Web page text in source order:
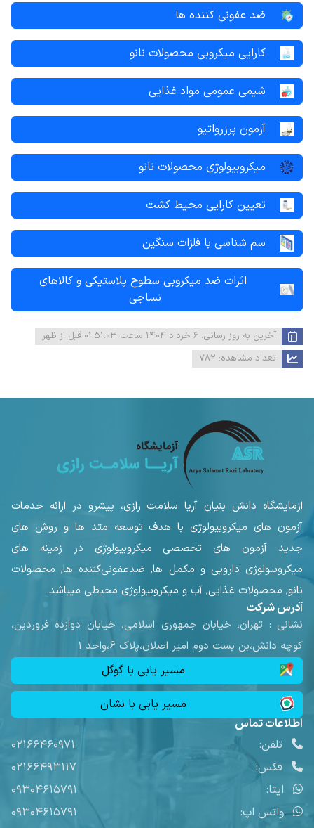
ضد عفونی کننده ها
کارایی میکروبی محصولات نانو
شیمی عمومی مواد غذایی
آزمون پرزرواتیو
میکروبیولوژی محصولات نانو
تعیین کارایی محیط کشت
سم شناسی با فلزات سنگین
اثرات ضد میکروبی سطوح پلاستیکی و کالاهای
نساجی
آخرین به روز رسانی: ۶ خرداد ۱۴۰۴ ساعت ۰۱:۵۱:۰۳ قبل از ظهر
تعداد مشاهده: ۷۸۲
ازمایشگاه دانش بنیان آریا سلامت رازی، پیشرو در ارائه خدمات
آزمون های میکروبیولوژی با هدف توسعه متد ها و روش های
جدید آزمون های تخصصی میکروبیولوژی در زمینه های
میکروبیولوژی دارویی و مکمل ها, ضدعفونی‌کننده ها, محصولات
نانو, محصولات غذایی, آب و میکروبیولوژی محیطی میباشد.
آدرس شرکت
نشانی : تهران، خیابان جمهوری اسلامی، خیابان دوازده فروردین،
کوچه دانش،بن بست دوم امیر اصلان،پلاک 6،واحد 1
مسیر یابی با گوگل
مسیر یابی با نشان
اطلاعات تماس
تلفن:
۰۲۱۶۶۴۶۰۹۷۱
فکس:
۰۲۱۶۶۴۹۳۱۱۷
ایتا:
۰۹۳۰۴۶۱۵۷۹۱
واتس اپ:
۰۹۳۰۴۶۱۵۷۹۱